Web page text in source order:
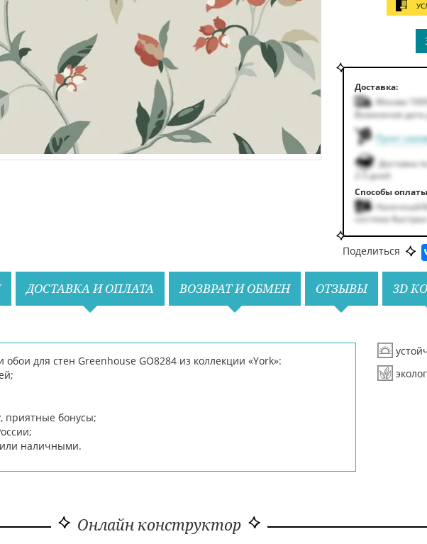
Доставка:
Москва
Возможная
Пункт
Доставка
2-5 дней
Способы
Наличный/
система
Поделиться
ДОСТАВКА И ОПЛАТА ВОЗВРАТ И ОБМЕН ОТЗЫВЫ 3D
для стен Greenhouse GO8284 из коллекции «York»:
приятные бонусы;
или наличными.
Онлайн конструктор